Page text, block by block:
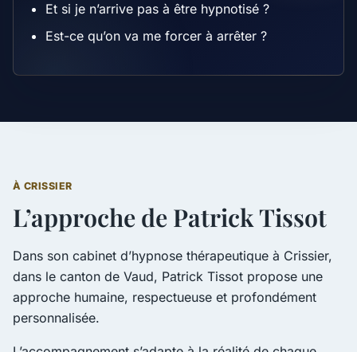
Et si je n’arrive pas à être hypnotisé ?
Est-ce qu’on va me forcer à arrêter ?
À CRISSIER
L’approche de Patrick Tissot
Dans son cabinet d’hypnose thérapeutique à Crissier,
dans le canton de Vaud, Patrick Tissot propose une
approche humaine, respectueuse et profondément
personnalisée.